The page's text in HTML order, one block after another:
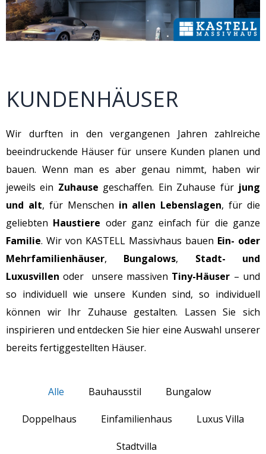
KUNDENHÄUSER
Wir durften in den vergangenen Jahren zahlreiche
beeindruckende Häuser für unsere Kunden planen und
bauen. Wenn man es aber genau nimmt, haben wir
jeweils ein Zuhause geschaffen. Ein Zuhause für jung
und alt, für Menschen in allen Lebenslagen, für die
geliebten Haustiere oder ganz einfach für die ganze
Familie. Wir von KASTELL Massivhaus bauen Ein- oder
Mehrfamilienhäuser, Bungalows, Stadt- und
Luxusvillen oder unsere massiven Tiny-Häuser – und
so individuell wie unsere Kunden sind, so individuell
können wir Ihr Zuhause gestalten. Lassen Sie sich
inspirieren und entdecken Sie hier eine Auswahl unserer
bereits fertiggestellten Häuser.
Alle Bauhausstil Bungalow
Doppelhaus Einfamilienhaus Luxus Villa
Stadtvilla